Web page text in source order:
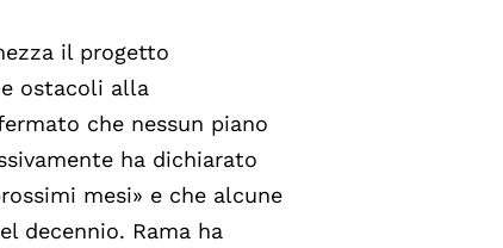
il progetto
ostacoli alla
che nessun piano
ha dichiarato
mesi» e che alcune
decennio. Rama ha